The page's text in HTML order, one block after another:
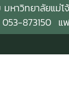
มหาวิทยาลัยแม่โ
053-873150 แ